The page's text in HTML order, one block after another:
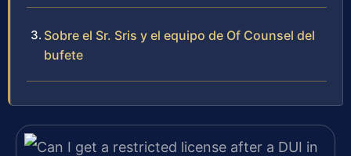
Sobre el Sr. Sris y el equipo de Of Counsel del
bufete